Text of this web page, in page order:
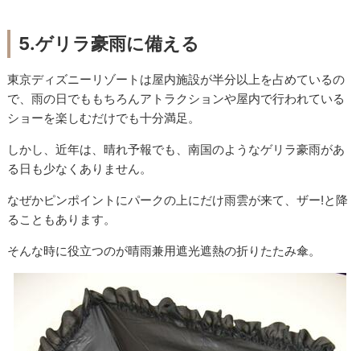
5.ゲリラ豪雨に備える
東京ディズニーリゾートは屋内施設が半分以上を占めているの
で、雨の日でももちろんアトラクションや屋内で行われている
ショーを楽しむだけでも十分満足。
しかし、近年は、晴れ予報でも、南国のようなゲリラ豪雨があ
る日も少なくありません。
なぜかピンポイントにパークの上にだけ雨雲が来て、ザー!と降
ることもあります。
そんな時に役立つのが晴雨兼用遮光遮熱の折りたたみ傘。